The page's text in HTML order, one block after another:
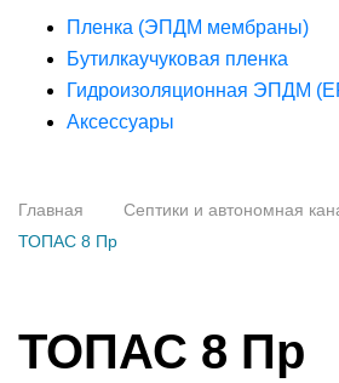
Пленка (ЭПДМ мембраны)
Бутилкаучуковая пленка
Гидроизоляционная ЭПДМ
Аксессуары
Главная
Септики и автономная
ТОПАС 8 Пр
ТОПАС 8 Пр